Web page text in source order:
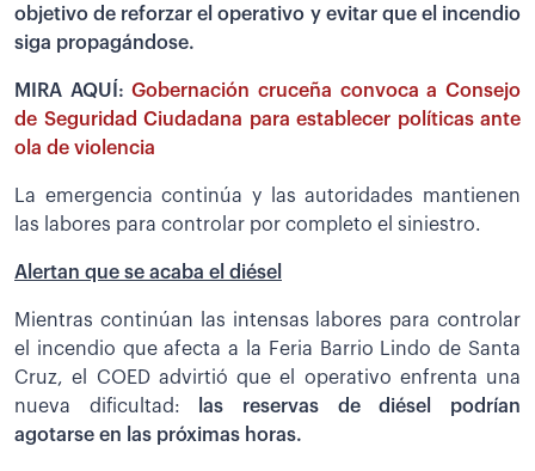
objetivo de reforzar el operativo y evitar que el incendio
siga propagándose.
MIRA AQUÍ:Gobernación cruceña convoca a Consejo
de Seguridad Ciudadana para establecer políticas ante
ola de violencia
La emergencia continúa y las autoridades mantienen
las labores para controlar por completo el siniestro.
Alertan que se acaba el diésel
Mientras continúan las intensas labores para controlar
el incendio que afecta a la Feria Barrio Lindo de Santa
Cruz, el COED advirtió que el operativo enfrenta una
nueva dificultad:
las reservas de diésel podrían
agotarse en las próximas horas.